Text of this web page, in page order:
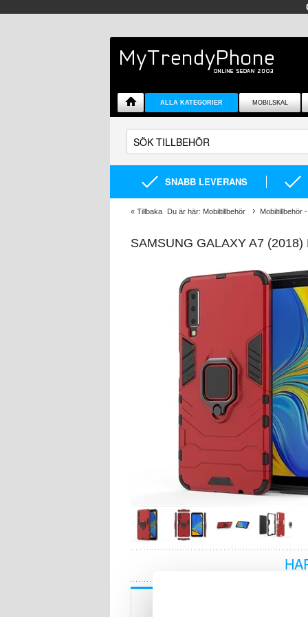
ALLA KATEGORIER MOBILSKAL
SNABB LEVERANS
« Tillbaka Du är här: Mobiltillbehör Mobiltillbehör
SAMSUNG GALAXY A7